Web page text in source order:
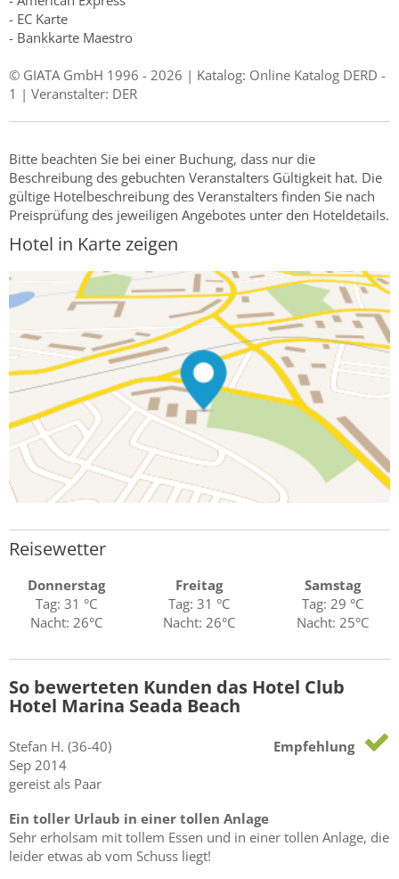
- EC Karte
- Bankkarte Maestro
© GIATA GmbH 1996 - 2026 | Katalog: Online Katalog DERD -
1 | Veranstalter: DER
Bitte beachten Sie bei einer Buchung, dass nur die
Beschreibung des gebuchten Veranstalters Gültigkeit hat. Die
gültige Hotelbeschreibung des Veranstalters finden Sie nach
Preisprüfung des jeweiligen Angebotes unter den Hoteldetails.
Hotel in Karte zeigen
Reisewetter
Donnerstag
Tag: 31 °C
Nacht: 26°C
Freitag
Tag: 31 °C
Nacht: 26°C
Samstag
Tag: 29 °C
Nacht: 25°C
So bewerteten Kunden das Hotel Club
Hotel Marina Seada Beach
Stefan H. (36-40)
Sep 2014
gereist als Paar
Empfehlung
Ein toller Urlaub in einer tollen Anlage
Sehr erholsam mit tollem Essen und in einer tollen Anlage, die
leider etwas ab vom Schuss liegt!